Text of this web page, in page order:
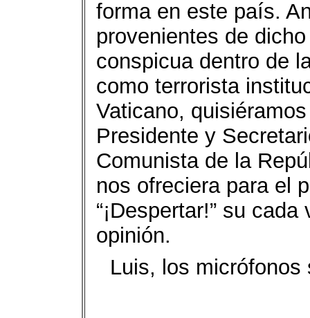
forma en este país.
provenientes de
conspicua dentro de
como terrorista
Vaticano,
Presidente y
Comunista de la
nos ofreciera para el
“¡Despertar!” su
opinión.
Luis, los micrófonos